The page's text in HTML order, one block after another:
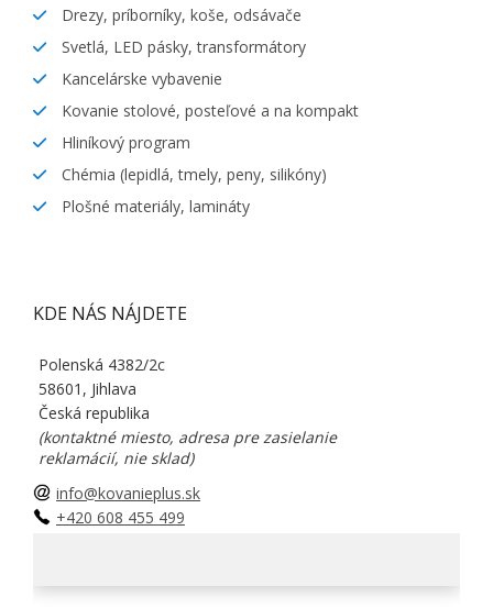
Drezy, príborníky, koše, odsávače
Svetlá, LED pásky, transformátory
Kancelárske vybavenie
Kovanie stolové, posteľové a na kompakt
Hliníkový program
Chémia (lepidlá, tmely, peny, silikóny)
Plošné materiály, lamináty
KDE NÁS NÁJDETE
Polenská 4382/2c
58601, Jihlava
Česká republika
(kontaktné miesto, adresa pre zasielanie
reklamácií, nie sklad)
info@kovanieplus.sk
+420 608 455 499